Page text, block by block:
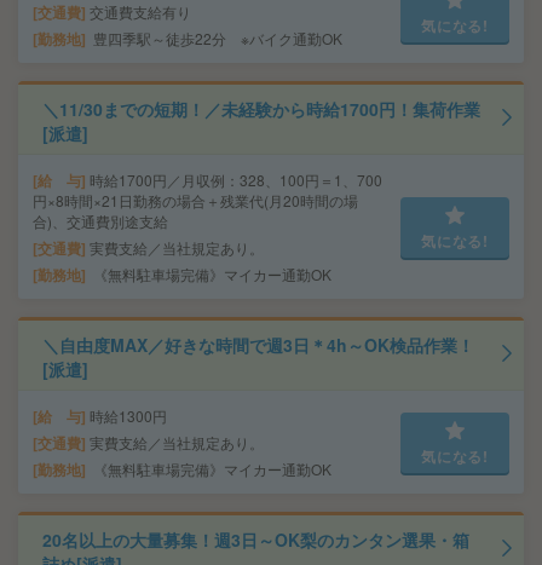
交通費 交通費支給有り
勤務地 豊四季駅～徒歩22分 ※バイク通勤OK
気になる!
＼11/30までの短期！／未経験から時給1700円！集荷作業
[派遣]
給 与 時給1700円／月収例：328、100円＝1、700
円×8時間×21日勤務の場合＋残業代(月20時間の場
合)、交通費別途支給
交通費 実費支給／当社規定あり。
勤務地 《無料駐車場完備》マイカー通勤OK
気になる!
＼自由度MAX／好きな時間で週3日＊4h～OK検品作業！
[派遣]
給 与 時給1300円
交通費 実費支給／当社規定あり。
勤務地 《無料駐車場完備》マイカー通勤OK
気になる!
20名以上の大量募集！週3日～OK梨のカンタン選果・箱